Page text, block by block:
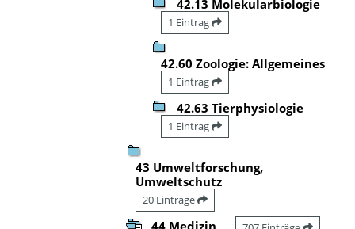
42.13 Molekularbiologie
1 Eintrag
42.60 Zoologie: Allgemeines
1 Eintrag
42.63 Tierphysiologie
1 Eintrag
43 Umweltforschung,
Umweltschutz
20 Einträge
44 Medizin